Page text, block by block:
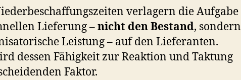
verlagern die Aufgabe
Lieferung –nicht den Bestand, sondern
Leistung – auf den Lieferanten.
dessen Fähigkeit zur Reaktion und Taktung
Faktor.